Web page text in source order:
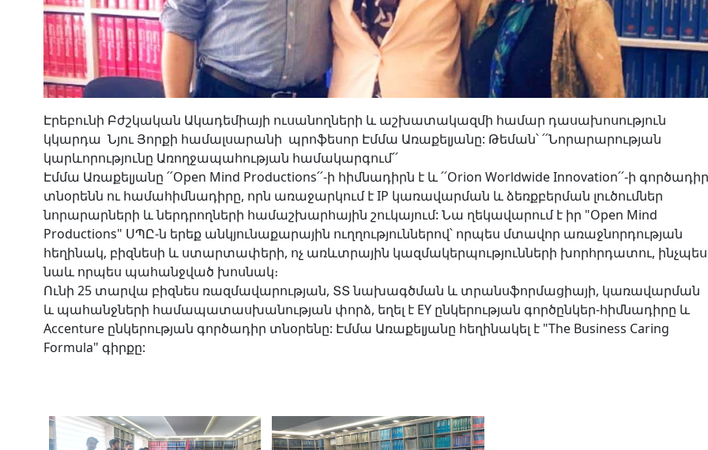
Էրեբունի Բժշկական Ակադեմիայի ուսանողների և աշխատակազմի համար դասախոսություն
կկարդա Նյու Յորքի համալսարանի պրոֆեսոր Էմմա Առաքելյանը: Թեման՝ ՛՛Նորարարության
կարևորությունը Առողջապահության համակարգում՛՛
Էմմա Առաքելյանը ՛՛Open Mind Productions՛՛-ի հիմնադիրն է և ՛՛Orion Worldwide Innovation՛՛-ի գործադիր
տնօրենն ու համահիմնադիրը, որն առաջարկում է IP կառավարման և ձեռքբերման լուծումներ
նորարարների և ներդրողների համաշխարհային շուկայում: Նա ղեկավարում է իր "Open Mind
Productions" ՍՊԸ-ն երեք անկյունաքարային ուղղություններով՝ որպես մտավոր առաջնորդության
հեղինակ, բիզնեսի և ստարտափերի, ոչ առևտրային կազմակերպությունների խորհրդատու, ինչպես
նաև որպես պահանջված խոսնակ։
Ունի 25 տարվա բիզնես ռազմավարության, ՏՏ նախագծման և տրանսֆորմացիայի, կառավարման
և պահանջների համապատասխանության փորձ, եղել է EY ընկերության գործընկեր-հիմնադիրը և
Accenture ընկերության գործադիր տնօրենը: Էմմա Առաքելյանը հեղինակել է "The Business Caring
Formula" գիրքը: